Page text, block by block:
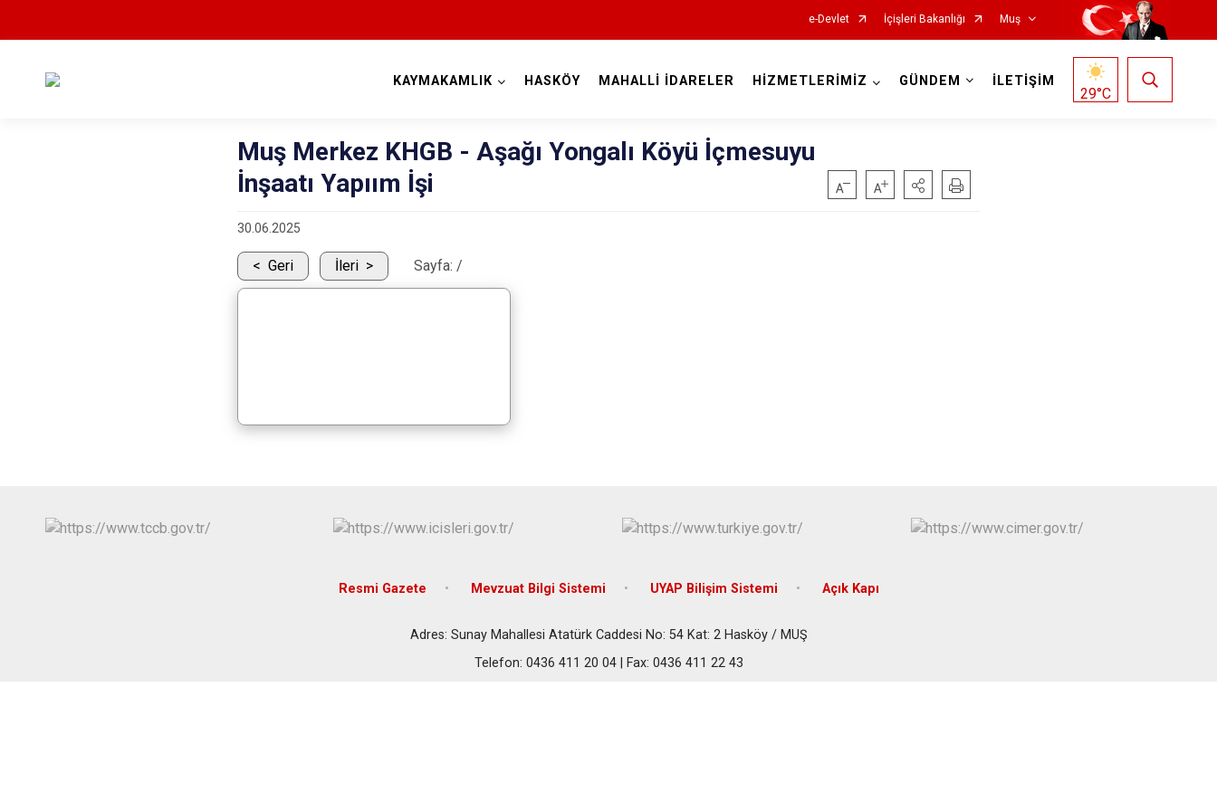
e-Devlet İçişleri Bakanlığı Muş
KAYMAKAMLIK HASKÖY MAHALLİ İDARELER HİZMETLERİMİZ GÜNDEM İLETİŞİM
29°C
Muş Merkez KHGB - Aşağı Yongalı Köyü İçmesuyu
İnşaatı Yapıım İşi
30.06.2025
Geri İleri Sayfa: /
Resmi Gazete Mevzuat Bilgi Sistemi UYAP Bilişim Sistemi Açık Kapı
Adres: Sunay Mahallesi Atatürk Caddesi No: 54 Kat: 2 Hasköy / MUŞ
Telefon: 0436 411 20 04 | Fax: 0436 411 22 43